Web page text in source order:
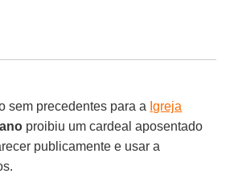
sem precedentes para a Igreja
proibiu um cardeal aposentado
publicamente e usar a